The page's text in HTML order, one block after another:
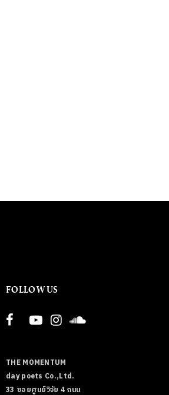
FOLLOW US
THE MOMENTUM
day poets Co.,Ltd.
33 ซอยศูนย์วิจัย 4 ถนน